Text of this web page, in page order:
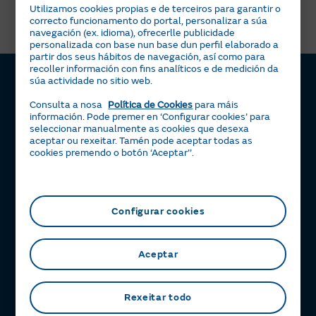
que che pidan introducir os teus datos de usuario ou
descargar ningunha aplicación.
Luz e gas
Tarifa Plana
Tarifa Por Uso
Tarifa Dinámica Luz
Alta luz
Alta gas
Calculadora m³ a kWh
Servizos
Servigas
Servihogar
Caldeiras
Aire acondicionado
Solar
Tarifa Solar
Servisolar
Compensación de excedentes
Batería Virtual
Calculadora solar
Área Solar
A túa Área Clientes
Consellos de aforro enerxético
Certificacións de interese
Alianza Naturgy-Moeve
Axuda
Contacto
Preguntas frecuentes
Política de reclamacións
Consellos de ciberseguridade
Queres colaborar con Naturgy?
Utilizamos cookies propias e de terceiros para garantir o
correcto funcionamento do portal, personalizar a súa
navegación (ex. idioma), ofrecerlle publicidade
personalizada con base nun base dun perfil elaborado a
partir dos seus hábitos de navegación, así como para
recoller información con fins analíticos e de medición da
súa actividade no sitio web.
Consulta a nosa Política de Cookies para máis
información. Pode premer en ‘Configurar cookies’ para
seleccionar manualmente as cookies que desexa
aceptar ou rexeitar. Tamén pode aceptar todas as
cookies premendo o botón ‘Aceptar’’.
Configurar cookies
Rexeitar todo
Aceptar